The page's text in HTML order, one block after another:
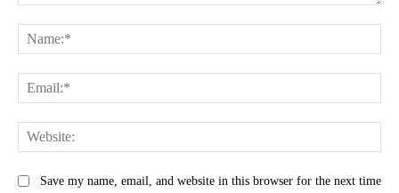
Save my name, email, and website in this browser for the next time